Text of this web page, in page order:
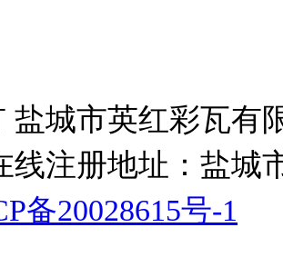
盐城市英红彩瓦有
线注册地址：盐城
备20028615号-1